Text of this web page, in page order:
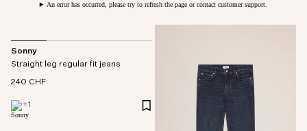
Sonny
Straight leg regular fit jeans
240 CHF
+1
An error has occurred, please try to refresh the page or contact customer support.